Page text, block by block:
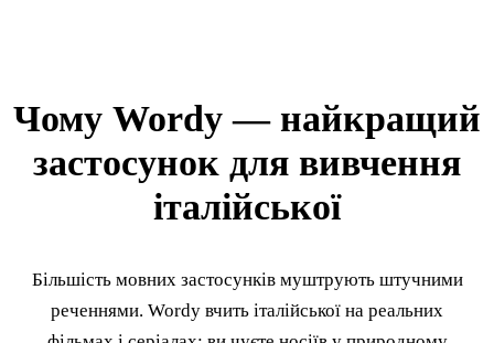
Чому Wordy — найкращий
застосунок для вивчення
італійської
Більшість мовних застосунків муштрують штучними
реченнями. Wordy вчить італійської на реальних